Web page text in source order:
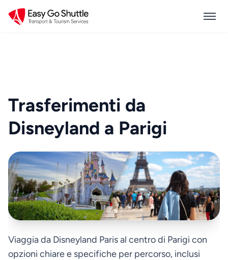
Trasferimenti da
Disneyland a Parigi
Viaggia da Disneyland Paris al centro di Parigi con
opzioni chiare e specifiche per percorso, inclusi